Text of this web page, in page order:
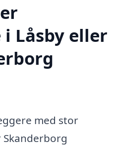
Låsby eller
med stor